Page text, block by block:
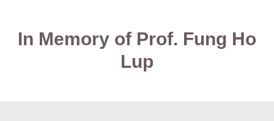
In Memory of Prof. Fung Ho
Lup